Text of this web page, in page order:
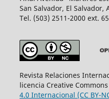
San Salvador, El Salvador,
Tel. (503) 2511-2000 ext.
Revista Relaciones
licencia Creative Commons
4.0 Internacional (CC BY-